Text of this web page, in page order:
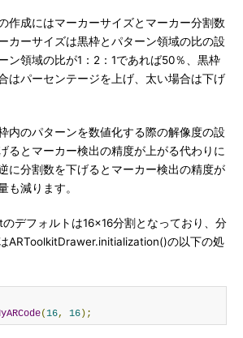
作成にはマーカーサイズとマーカー分割数
カーサイズは黒枠とパターン領域の比の設
ン領域の比が1：2：1であれば50％、黒枠
はパーセンテージを上げ、太い場合は下げ
内のパターンを数値化する際の解像度の設
るとマーカー検出の精度が上がる代わりに
に分割数を下げるとマーカー検出の精度が
も減ります。
デフォルトは16×16分割となっており、分
ARToolkitDrawer.initialization()の以下の処
(16, 16 );